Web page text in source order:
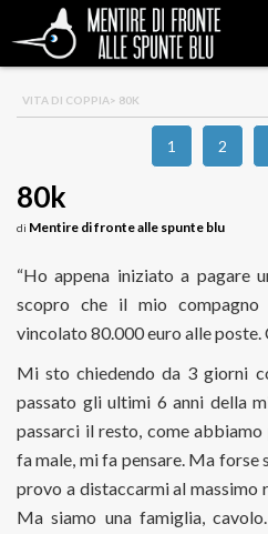
VITA DI COPPIA> 80K
1 2
80k
di Mentire di fronte alle spunte blu
“Ho appena iniziato a pagare
scopro che il mio compagno
vincolato 80.000 euro alle poste.
Mi sto chiedendo da 3 giorni
passato gli ultimi 6 anni della
passarci il resto, come
fa male, mi fa pensare. Ma forse
provo a distaccarmi al massimo
Ma siamo una famiglia,